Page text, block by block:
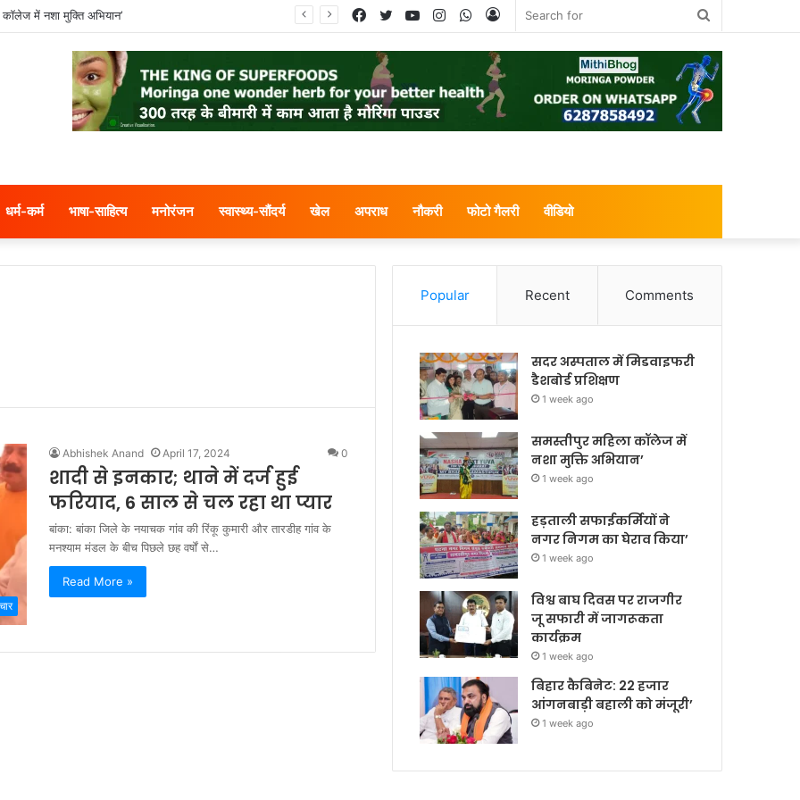
कॉलेज में नशा मुक्ति अभियान’
Log
WhatsApp
Instagram
YouTube
Twitter
Facebook
धर्म-कर्म भाषा-साहित्य मनोरंजन स्वास्थ्य-सौंदर्य खेल अपराध नौकरी फोटो गैलरी वीडियो
Abhishek Anand April 17, 2024 0
शादी से इनकार; थाने में दर्ज हुई
फरियाद, 6 साल से चल रहा था प्यार
बांका: बांका जिले के नयाचक गांव की रिंकू कुमारी और तारडीह गांव के
मनश्याम मंडल के बीच पिछले छह वर्षों से…
Read More »
Popular Recent Comments
सदर अस्पताल में मिडवाइफरी
डैशबोर्ड प्रशिक्षण
1 week ago
समस्तीपुर महिला कॉलेज में
नशा मुक्ति अभियान’
1 week ago
हड़ताली सफाईकर्मियों ने
नगर निगम का घेराव किया’
1 week ago
विश्व बाघ दिवस पर राजगीर
जू सफारी में जागरूकता
कार्यक्रम
1 week ago
बिहार कैबिनेट: 22 हजार
आंगनबाड़ी बहाली को मंजूरी’
1 week ago